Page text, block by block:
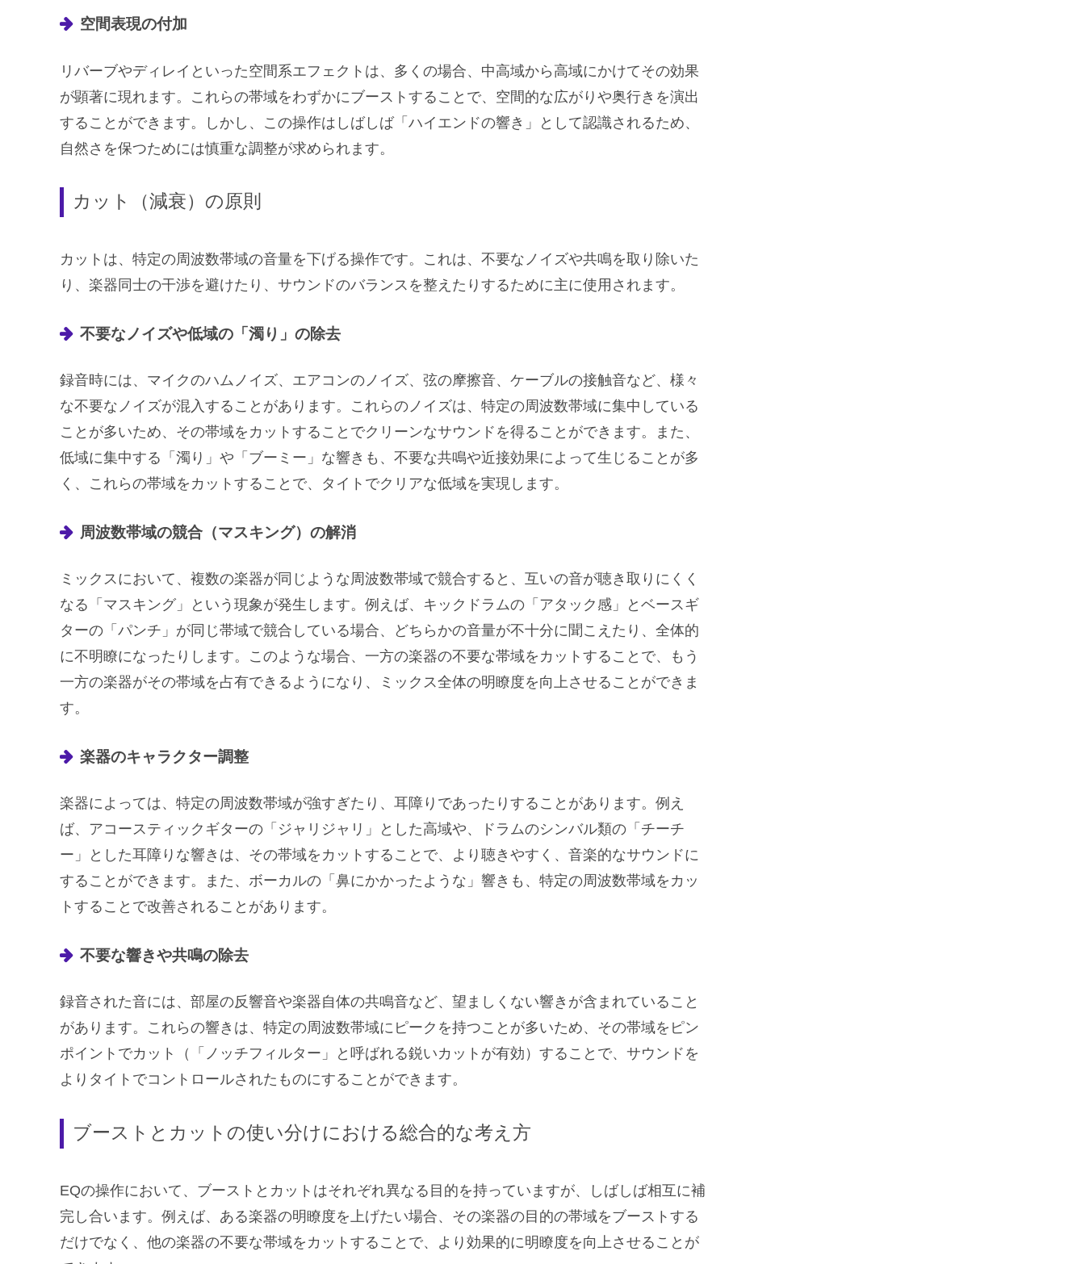
空間表現の付加
リバーブやディレイといった空間系エフェクトは、多くの場合、中高域から高域にかけてその効果
が顕著に現れます。これらの帯域をわずかにブーストすることで、空間的な広がりや奥行きを演出
することができます。しかし、この操作はしばしば「ハイエンドの響き」として認識されるため、
自然さを保つためには慎重な調整が求められます。
カット（減衰）の原則
カットは、特定の周波数帯域の音量を下げる操作です。これは、不要なノイズや共鳴を取り除いた
り、楽器同士の干渉を避けたり、サウンドのバランスを整えたりするために主に使用されます。
不要なノイズや低域の「濁り」の除去
録音時には、マイクのハムノイズ、エアコンのノイズ、弦の摩擦音、ケーブルの接触音など、様々
な不要なノイズが混入することがあります。これらのノイズは、特定の周波数帯域に集中している
ことが多いため、その帯域をカットすることでクリーンなサウンドを得ることができます。また、
低域に集中する「濁り」や「ブーミー」な響きも、不要な共鳴や近接効果によって生じることが多
く、これらの帯域をカットすることで、タイトでクリアな低域を実現します。
周波数帯域の競合（マスキング）の解消
ミックスにおいて、複数の楽器が同じような周波数帯域で競合すると、互いの音が聴き取りにくく
なる「マスキング」という現象が発生します。例えば、キックドラムの「アタック感」とベースギ
ターの「パンチ」が同じ帯域で競合している場合、どちらかの音量が不十分に聞こえたり、全体的
に不明瞭になったりします。このような場合、一方の楽器の不要な帯域をカットすることで、もう
一方の楽器がその帯域を占有できるようになり、ミックス全体の明瞭度を向上させることができま
す。
楽器のキャラクター調整
楽器によっては、特定の周波数帯域が強すぎたり、耳障りであったりすることがあります。例え
ば、アコースティックギターの「ジャリジャリ」とした高域や、ドラムのシンバル類の「チーチ
ー」とした耳障りな響きは、その帯域をカットすることで、より聴きやすく、音楽的なサウンドに
することができます。また、ボーカルの「鼻にかかったような」響きも、特定の周波数帯域をカッ
トすることで改善されることがあります。
不要な響きや共鳴の除去
録音された音には、部屋の反響音や楽器自体の共鳴音など、望ましくない響きが含まれていること
があります。これらの響きは、特定の周波数帯域にピークを持つことが多いため、その帯域をピン
ポイントでカット（「ノッチフィルター」と呼ばれる鋭いカットが有効）することで、サウンドを
よりタイトでコントロールされたものにすることができます。
ブーストとカットの使い分けにおける総合的な考え方
EQの操作において、ブーストとカットはそれぞれ異なる目的を持っていますが、しばしば相互に補
完し合います。例えば、ある楽器の明瞭度を上げたい場合、その楽器の目的の帯域をブーストする
だけでなく、他の楽器の不要な帯域をカットすることで、より効果的に明瞭度を向上させることが